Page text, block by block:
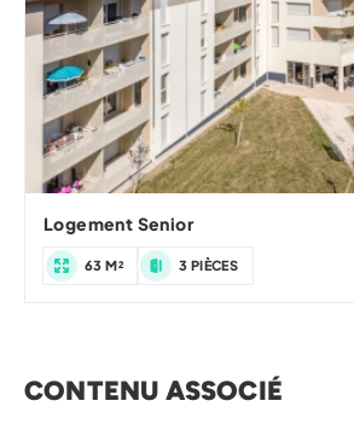
Logement Senior
63 M² 3 PIÈCES
CONTENU ASSOCIÉ